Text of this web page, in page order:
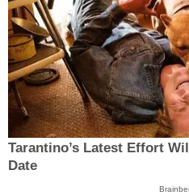
Tarantino’s Latest Effort
Date